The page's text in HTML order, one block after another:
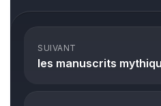
SUIVANT
les manuscrits